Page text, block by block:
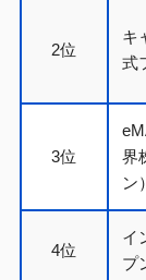
2位
キ
式
3位
界
ン）
4位
イ
プ